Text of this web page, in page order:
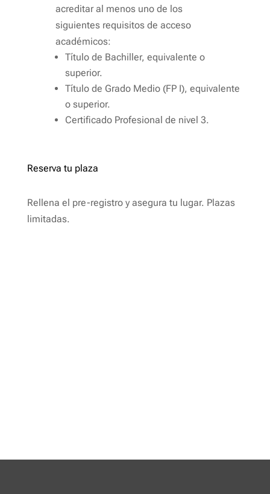
acreditar al menos uno de los
siguientes requisitos de acceso
académicos:
Título de Bachiller, equivalente o
superior.
Título de Grado Medio (FP I), equivalente
o superior.
Certificado Profesional de nivel 3.
Reserva tu plaza
Rellena el pre-registro y asegura tu lugar. Plazas
limitadas.